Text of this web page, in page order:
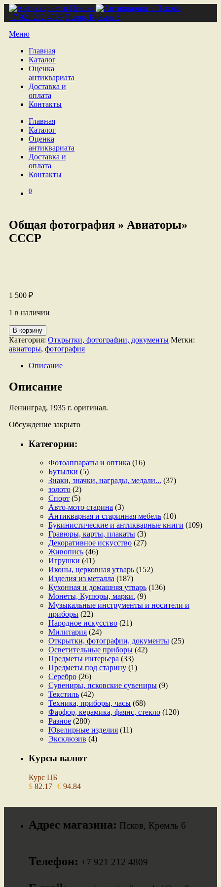
+7 921 212 4809 Псков, Кремль 6
Меню
Главная
Каталог
Оценка
антиквариата
Доставка и
оплата
Контакты
Главная
Каталог
Оценка
антиквариата
Доставка и
оплата
Контакты
0
Общая фотография » Авиаторы»
СССР
1 500 ₽
1 в наличии
Количество
товара
Общая
фотография
СССР
В корзину
Категория: Открытки, фотографии, документы Метки:
авиаторы, фотография
Описание
Описание
Ленинград, 1935 г. оригинал.
Обсуждение закрыто
Категории:
Фотоаппараты и оптика (16)
Бутылки (5)
Знаки, значки, награды, медали... (37)
золото (2)
Спорт (5)
Авто-мото старина (3)
Антикварная и старинная мебель (10)
Букинистические и антикварные книги (109)
Гравюры, карты, плакаты (3)
Декоративное искусство (27)
Живопись (46)
Игрушки (41)
Иконы, церковная утварь (152)
Изделия из металла (187)
Кухонная и домашняя утварь (136)
Монеты, Купюры, марки. (9)
Музыкальные инструменты и носители и
приборы (22)
Народное искусство (21)
Милитария (24)
Открытки, фотографии, документы (25)
Осветительные приборы (42)
Предметы интерьера (33)
Предметы под старину (1)
Серебро (26)
Сувениры, псковские сувениры (9)
Текстиль (42)
Техника, приборы, часы (68)
Фарфор, керамика, фаянс, стекло (120)
Разное (280)
Ювелирные изделия (11)
Эксклюзив (4)
Курсы валют
Курс ЦБ
$ 82.17 € 94.84
Адрес магазина: Псков, Кремль 6
Телефон: +7 921 212 4809